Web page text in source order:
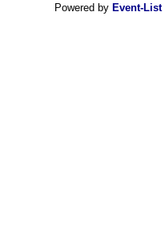
Powered by Event-List